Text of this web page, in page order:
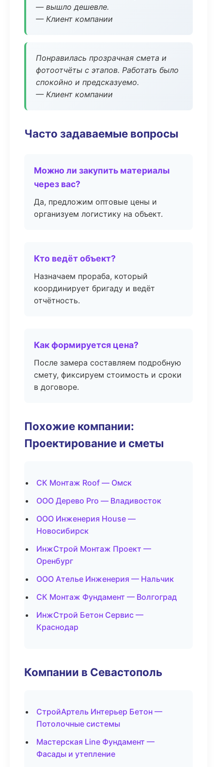
— вышло дешевле.
— Клиент компании
Понравилась прозрачная смета и
фотоотчёты с этапов. Работать было
спокойно и предсказуемо.
— Клиент компании
Часто задаваемые вопросы
Можно ли закупить материалы
через вас?
Да, предложим оптовые цены и
организуем логистику на объект.
Кто ведёт объект?
Назначаем прораба, который
координирует бригаду и ведёт
отчётность.
Как формируется цена?
После замера составляем подробную
смету, фиксируем стоимость и сроки
в договоре.
Похожие компании:
Проектирование и сметы
СК Монтаж Roof — Омск
ООО Дерево Pro — Владивосток
ООО Инженерия House —
Новосибирск
ИнжСтрой Монтаж Проект —
Оренбург
ООО Ателье Инженерия — Нальчик
СК Монтаж Фундамент — Волгоград
ИнжСтрой Бетон Сервис —
Краснодар
Компании в Севастополь
СтройАртель Интерьер Бетон —
Потолочные системы
Мастерская Line Фундамент —
Фасады и утепление